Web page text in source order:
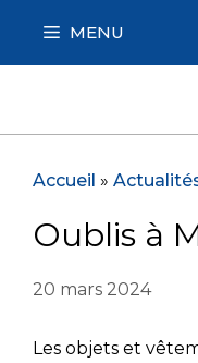
contenu
MENU
Accueil »
Oublis à
20 mars 2024
Les objets et